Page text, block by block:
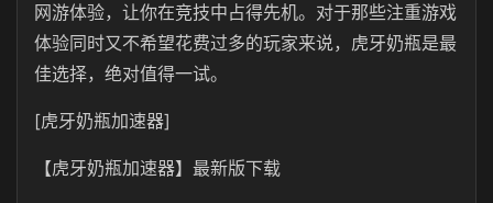
网游体验，让你在竞技中占得先机。对于那些注重游戏
体验同时又不希望花费过多的玩家来说，虎牙奶瓶是最
佳选择，绝对值得一试。
[虎牙奶瓶加速器]
【虎牙奶瓶加速器】最新版下载